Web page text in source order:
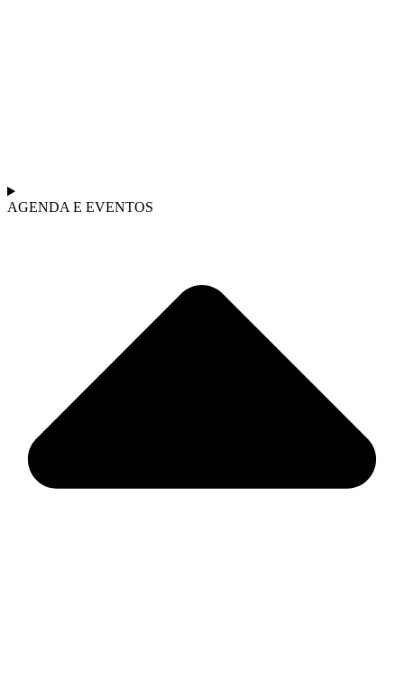
AGENDA E EVENTOS